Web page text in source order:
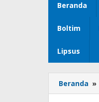
Beranda
Boltim
Lipsus
Beranda »